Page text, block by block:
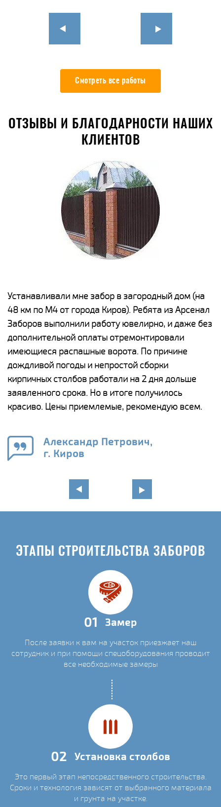
Смотреть все работы
ОТЗЫВЫ И БЛАГОДАРНОСТИ НАШИХ
КЛИЕНТОВ
Устанавливали мне забор в загородный дом (на
48 км по М4 от города Киров). Ребята из Арсенал
Заборов выполнили работу ювелирно, и даже без
дополнительной оплаты отремонтировали
имеющиеся распашные ворота. По причине
дождливой погоды и непростой сборки
кирпичных столбов работали на 2 дня дольше
заявленного срока. Но в итоге получилось
красиво. Цены приемлемые, рекомендую всем.
Александр Петрович,
г. Киров
ЭТАПЫ СТРОИТЕЛЬСТВА ЗАБОРОВ
01 Замер
После заявки к вам на участок приезжает наш
сотрудник и при помощи спецоборудования проводит
все необходимые замеры
02 Установка столбов
Это первый этап непосредственного строительства.
Сроки и технология зависят от выбранного материала
и грунта на участке.